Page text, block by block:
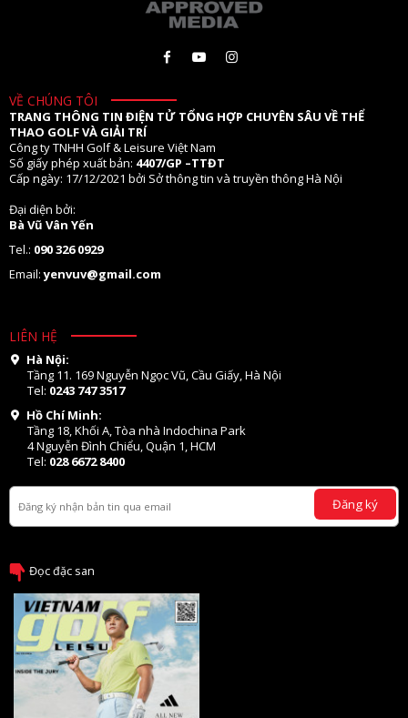
VỀ CHÚNG TÔI
TRANG THÔNG TIN ĐIỆN TỬ TỔNG HỢP CHUYÊN SÂU VỀ THỂ
THAO GOLF VÀ GIẢI TRÍ
Công ty TNHH Golf & Leisure Việt Nam
Số giấy phép xuất bản: 4407/GP –TTĐT
Cấp ngày: 17/12/2021 bởi Sở thông tin và truyền thông Hà Nội
Đại diện bởi:
Bà Vũ Vân Yến
Tel.: 090 326 0929
Email:yenvuv@gmail.com
LIÊN HỆ
Hà Nội:
Tầng 11. 169 Nguyễn Ngọc Vũ, Cầu Giấy, Hà Nội
Tel: 0243 747 3517
Hồ Chí Minh:
Tầng 18, Khối A, Tòa nhà Indochina Park
4 Nguyễn Đình Chiểu, Quận 1, HCM
Tel: 028 6672 8400
Đăng ký
Đọc đặc san